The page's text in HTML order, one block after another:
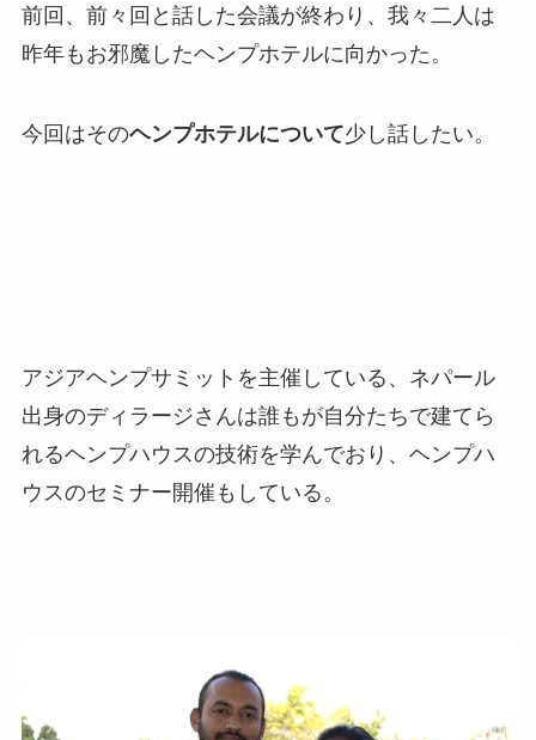
前回、前々回と話した会議が終わり、我々二人は
昨年もお邪魔したヘンプホテルに向かった。
今回はそのヘンプホテルについて少し話したい。
アジアヘンプサミットを主催している、ネパール
出身のディラージさんは誰もが自分たちで建てら
れるヘンプハウスの技術を学んでおり、ヘンプハ
ウスのセミナー開催もしている。